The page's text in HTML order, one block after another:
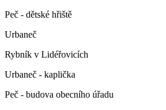
Peč - dětské hřiště
Urbaneč
Rybník v Lidéřovicích
Urbaneč - kaplička
Peč - budova obecního úřadu